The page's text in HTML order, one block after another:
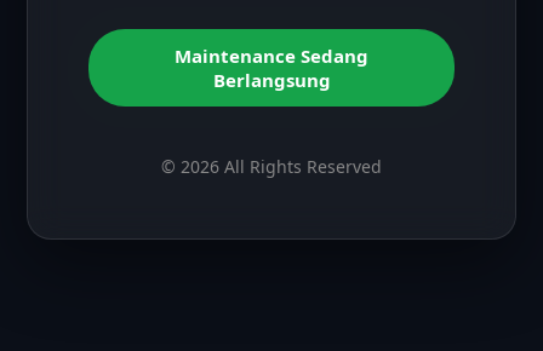
Maintenance Sedang
Berlangsung
© 2026 All Rights Reserved